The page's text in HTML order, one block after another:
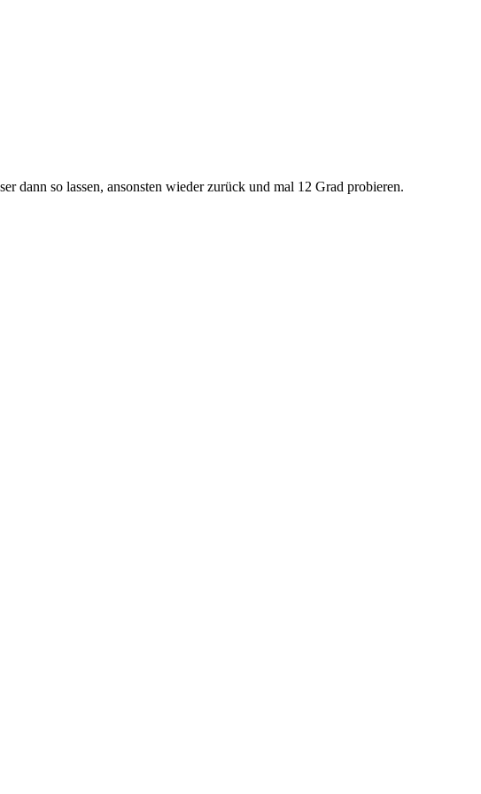
dann so lassen, ansonsten wieder zurück und mal 12 Grad probieren.